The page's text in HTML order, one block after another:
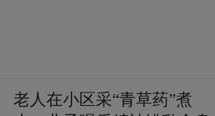
老人在小区采“青草药”煮